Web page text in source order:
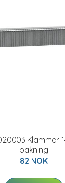
Klammer
pakning
82 NOK